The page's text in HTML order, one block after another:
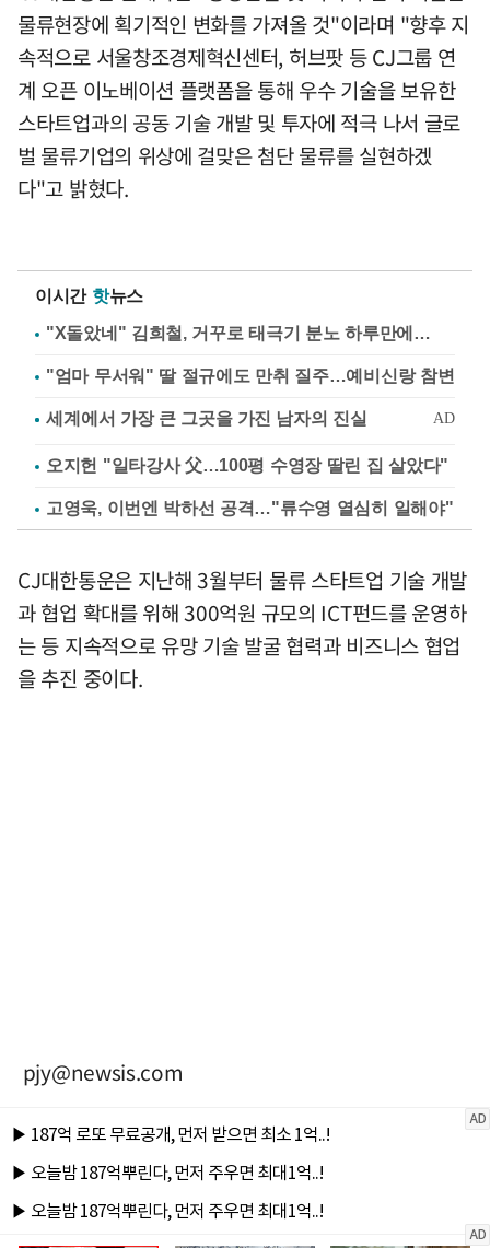
물류현장에 획기적인 변화를 가져올 것"이라며 "향후 지
속적으로 서울창조경제혁신센터, 허브팟 등 CJ그룹 연
계 오픈 이노베이션 플랫폼을 통해 우수 기술을 보유한
스타트업과의 공동 기술 개발 및 투자에 적극 나서 글로
벌 물류기업의 위상에 걸맞은 첨단 물류를 실현하겠
다"고 밝혔다.
이시간 핫뉴스
"X돌았네" 김희철, 거꾸로 태극기 분노 하루만에…
"엄마 무서워" 딸 절규에도 만취 질주…예비신랑 참변
오지헌 "일타강사 父…100평 수영장 딸린 집 살았다"
고영욱, 이번엔 박하선 공격…"류수영 열심히 일해야"
CJ대한통운은 지난해 3월부터 물류 스타트업 기술 개발
과 협업 확대를 위해 300억원 규모의 ICT펀드를 운영하
는 등 지속적으로 유망 기술 발굴 협력과 비즈니스 협업
을 추진 중이다.
pjy@newsis.com